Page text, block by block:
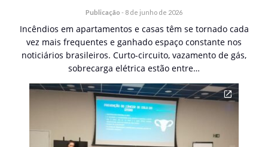
Publicação - 8 de junho de 2026
Incêndios em apartamentos e casas têm se tornado cada
vez mais frequentes e ganhado espaço constante nos
noticiários brasileiros. Curto-circuito, vazamento de gás,
sobrecarga elétrica estão entre…